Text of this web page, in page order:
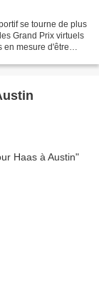
se tourne de plus
Grand Prix virtuels
en mesure d'être